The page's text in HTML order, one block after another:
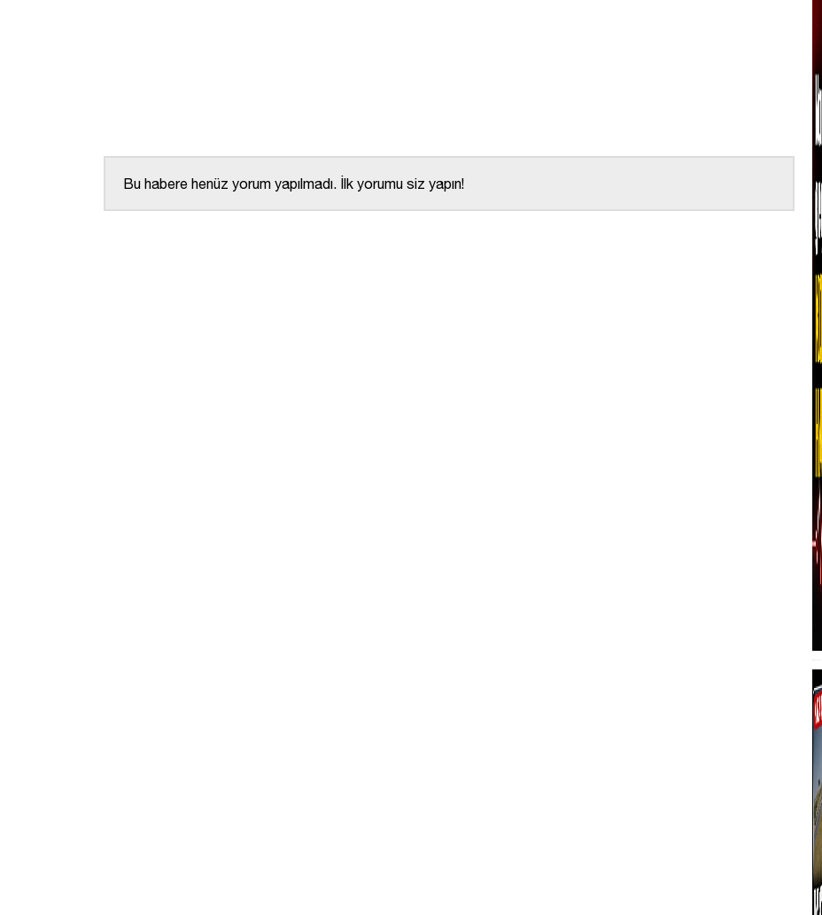
Bu habere henüz yorum yapılmadı. İlk yorumu siz yapın!